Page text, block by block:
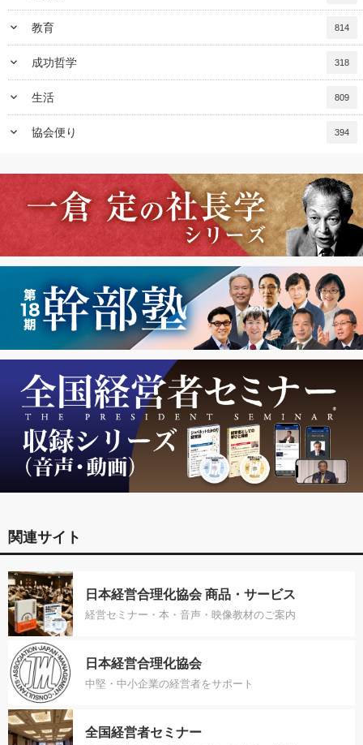
keyboard_arrow_down 教育 814
keyboard_arrow_down 成功哲学 318
keyboard_arrow_down 生活 809
keyboard_arrow_down 協会便り 394
関連サイト
日本経営合理化協会 商品・サービス
経営セミナー・本・音声・映像教材のご案内
日本経営合理化協会
中堅・中小企業の経営者をサポート
全国経営者セミナー